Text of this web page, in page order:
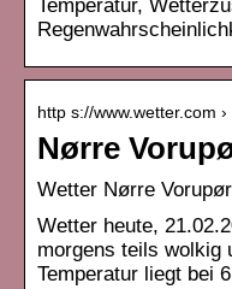
Temperatur,
http s://www.wetter.com
Nørre
Wetter Nørre
Wetter heute,
morgens teils wolkig
Temperatur liegt bei